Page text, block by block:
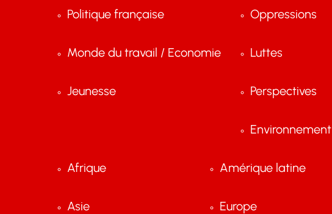
Politique française
Monde du travail / Economie
Jeunesse
Oppressions
Luttes
Perspectives
Environnement
Afrique
Asie
Amérique latine
Europe